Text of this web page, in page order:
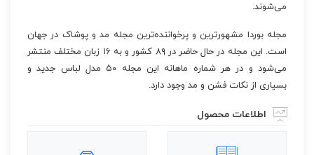
می‌شوند.
مجله بوردا مشهورترین و پرخواننده‌ترین مجله مد و پوشاک در جهان
است. این مجله در حال حاضر در ۸۹ کشور و به ۱۶ زبان مختلف منتشر
می‌شود و در هر شماره ماهانه این مجله ۵۰ مدل لباس جدید و
بسیاری از نکات فشن و مد وجود دارد.
اطلاعات محصول